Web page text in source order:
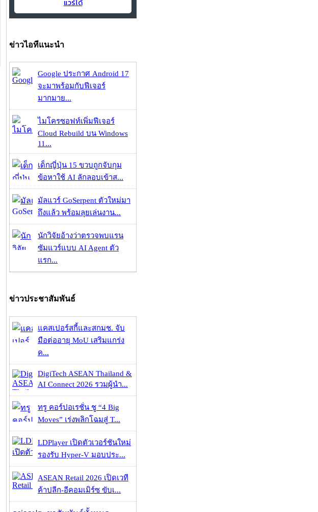
แวร์ได้
ข่าวไอทีแนะนำ
Google ประกาศ Android 17
จะมาพร้อมกับฟีเจอร์
มากมาย...
ไมโครซอฟท์เพิ่มฟีเจอร์
Cloud Rebuild บน Windows
11...
เด็กญี่ปุ่น 15 ขวบถูกจับกุม
ข้อหาใช้ AI ลักลอบเข้าส...
มัลแวร์ GoSerpent ตัวใหม่มา
ถึงแล้ว พร้อมลุยเล่นงาน...
นักวิจัยอ้างว่าตรวจพบแรน
ซัมแวร์แบบ AI Agent ตัว
แรก...
ข่าวประชาสัมพันธ์
แคสเปอร์สกี้และสกมช. จับ
มือต่ออายุ MoU เสริมแกร่ง
ค...
DigiTech ASEAN Thailand &
AI Connect 2026 รวมผู้นำ...
ทรู คอร์ปอเรชั่น ชู “4 Big
Moves” เร่งพลิกโฉมสู่ T...
LDPlayer เปิดตัวเวอร์ชันใหม่
รองรับ Hyper-V มอบประ...
ASEAN Retail 2026 เปิดเวที
ค้าปลีก-อีคอมเมิร์ซ ขับเ...